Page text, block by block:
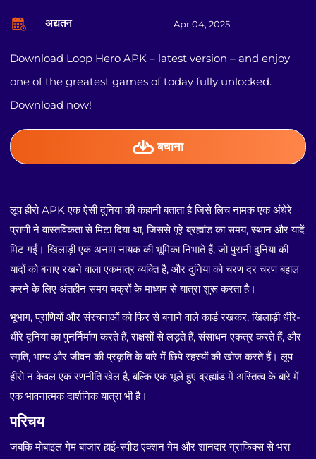
अद्यतन Apr 04, 2025
Download Loop Hero APK – latest version – and enjoy
one of the greatest games of today fully unlocked.
Download now!
बचाना
लूप हीरो APK एक ऐसी दुनिया की कहानी बताता है जिसे लिच नामक एक अंधेरे
प्राणी ने वास्तविकता से मिटा दिया था, जिससे पूरे ब्रह्मांड का समय, स्थान और यादें
मिट गईं। खिलाड़ी एक अनाम नायक की भूमिका निभाते हैं, जो पुरानी दुनिया की
यादों को बनाए रखने वाला एकमात्र व्यक्ति है, और दुनिया को चरण दर चरण बहाल
करने के लिए अंतहीन समय चक्रों के माध्यम से यात्रा शुरू करता है।
भूभाग, प्राणियों और संरचनाओं को फिर से बनाने वाले कार्ड रखकर, खिलाड़ी धीरे-
धीरे दुनिया का पुनर्निर्माण करते हैं, राक्षसों से लड़ते हैं, संसाधन एकत्र करते हैं, और
स्मृति, भाग्य और जीवन की प्रकृति के बारे में छिपे रहस्यों की खोज करते हैं। लूप
हीरो न केवल एक रणनीति खेल है, बल्कि एक भूले हुए ब्रह्मांड में अस्तित्व के बारे में
एक भावनात्मक दार्शनिक यात्रा भी है।
परिचय
जबकि मोबाइल गेम बाजार हाई-स्पीड एक्शन गेम और शानदार ग्राफिक्स से भरा